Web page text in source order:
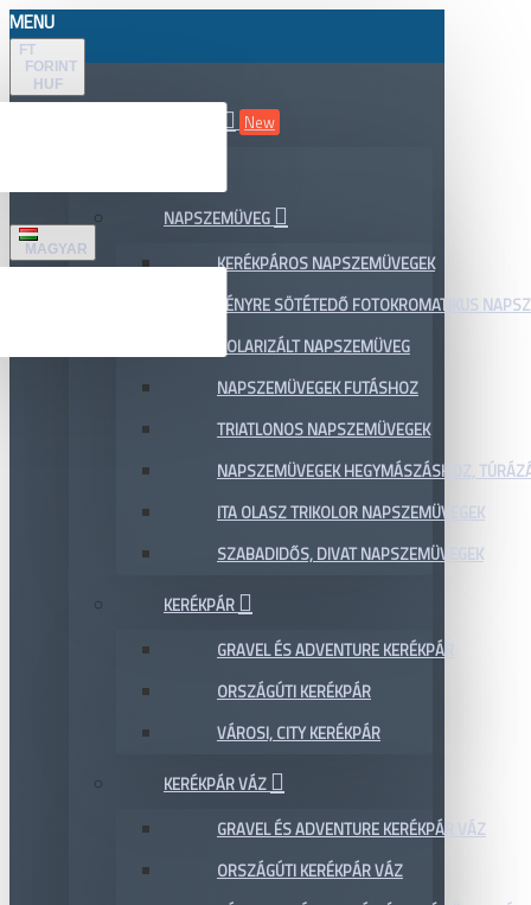
MENU
FT
FORINT
HUF
MAGYAR
New
NAPSZEMÜVEG
KERÉKPÁROS NAPSZEMÜVEGEK
FÉNYRE SÖTÉTEDŐ FOTOKROMATIKUS
POLARIZÁLT NAPSZEMÜVEG
NAPSZEMÜVEGEK FUTÁSHOZ
TRIATLONOS NAPSZEMÜVEGEK
NAPSZEMÜVEGEK HEGYMÁSZÁSHOZ,
ITA OLASZ TRIKOLOR NAPSZEMÜVEGEK
SZABADIDŐS, DIVAT NAPSZEMÜVEGEK
KERÉKPÁR
GRAVEL ÉS ADVENTURE KERÉKPÁR
ORSZÁGÚTI KERÉKPÁR
VÁROSI, CITY KERÉKPÁR
KERÉKPÁR VÁZ
GRAVEL ÉS ADVENTURE KERÉKPÁR VÁZ
ORSZÁGÚTI KERÉKPÁR VÁZ